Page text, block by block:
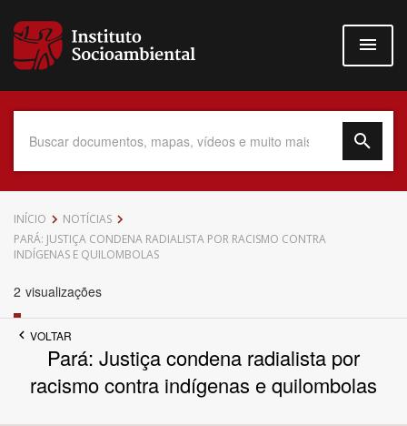
para
conteúdo
Data do Documento
INÍCIO
NOTÍCIAS
PARÁ: JUSTIÇA CONDENA RADIALISTA POR RACISMO CONTRA
INDÍGENAS E QUILOMBOLAS
2 visualizações
VOLTAR
Pará: Justiça condena radialista por
racismo contra indígenas e quilombolas